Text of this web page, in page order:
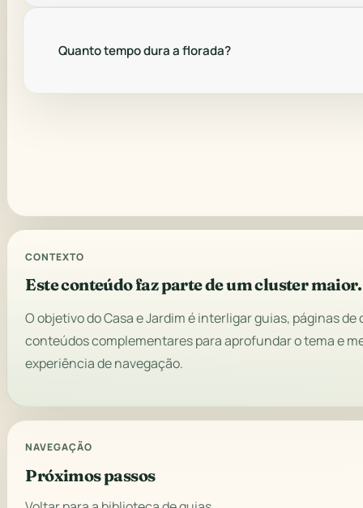
Quanto tempo dura a florada?
CONTEXTO
Este conteúdo faz parte de um cluster maior.
O objetivo do Casa e Jardim é interligar guias, páginas de
conteúdos complementares para aprofundar o tema e
experiência de navegação.
NAVEGAÇÃO
Próximos passos